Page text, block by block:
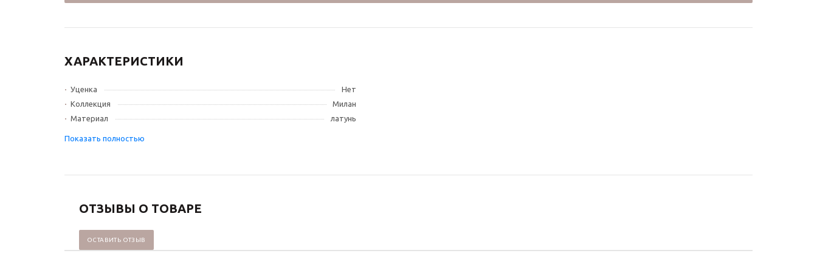
ХАРАКТЕРИСТИКИ
Уценка
Нет
Коллекция
Милан
Материал
латунь
ОТЗЫВЫ О ТОВАРЕ
ОСТАВИТЬ ОТЗЫВ